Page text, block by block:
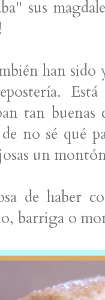
sus
han
Está
tan
no sé qué
un
de haber
barriga o